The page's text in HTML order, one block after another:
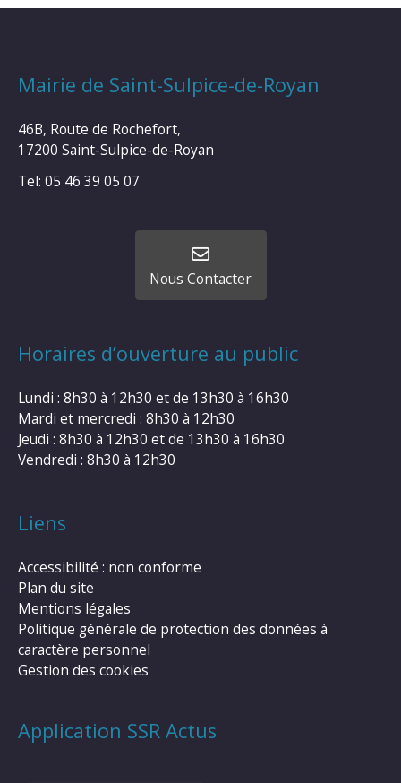
Mairie de Saint-Sulpice-de-Royan
46B, Route de Rochefort,
17200 Saint-Sulpice-de-Royan
Tel: 05 46 39 05 07
Nous Contacter
Horaires d’ouverture au public
Lundi : 8h30 à 12h30 et de 13h30 à 16h30
Mardi et mercredi : 8h30 à 12h30
Jeudi : 8h30 à 12h30 et de 13h30 à 16h30
Vendredi : 8h30 à 12h30
Liens
Accessibilité : non conforme
Plan du site
Mentions légales
Politique générale de protection des données à
caractère personnel
Gestion des cookies
Application SSR Actus